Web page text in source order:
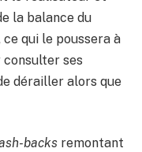
la balance du
qui le poussera à
ses
dérailler alors que
backs remontant